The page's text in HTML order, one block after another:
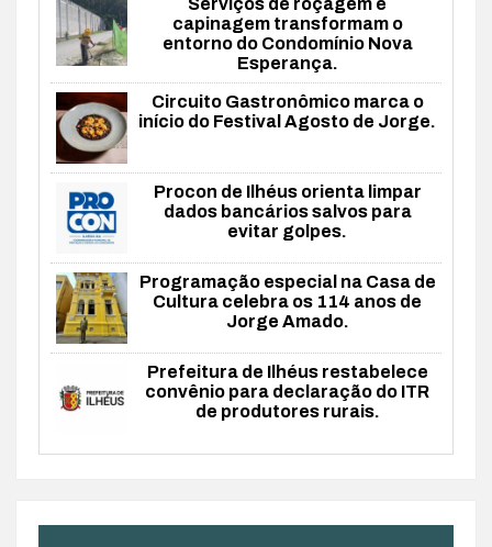
capinagem transformam o
entorno do Condomínio Nova
Esperança.
Circuito Gastronômico marca o
início do Festival Agosto de Jorge.
Procon de Ilhéus orienta limpar
dados bancários salvos para
evitar golpes.
Programação especial na Casa de
Cultura celebra os 114 anos de
Jorge Amado.
Prefeitura de Ilhéus restabelece
convênio para declaração do ITR
de produtores rurais.